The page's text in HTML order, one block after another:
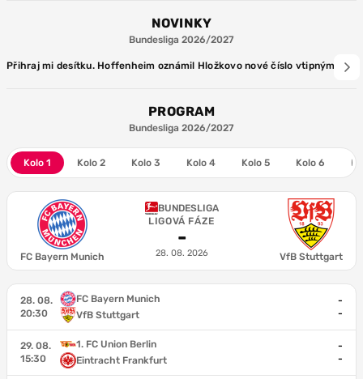
NOVINKY
Bundesliga 2026/2027
Přihraj mi desítku. Hoffenheim oznámil Hložkovo nové číslo vtipným
PROGRAM
Bundesliga 2026/2027
Kolo 1 Kolo 2 Kolo 3 Kolo 4 Kolo 5 Kolo 6
FC Bayern Munich
BUNDESLIGA
LIGOVÁ FÁZE
-
28. 08. 2026 VfB Stuttgart
28. 08.
20:30
FC Bayern Munich
VfB Stuttgart
-
-
29. 08.
15:30
1. FC Union Berlin
Eintracht Frankfurt
-
-